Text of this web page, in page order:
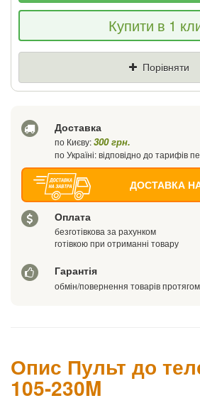
Якщо Ви знайдете товар
знизимо ціну і подаруємо % від
Купити в 1
Порівняти
Доставка
по Києву:300 грн.
по Україні: відповідно до тарифів
ДОСТАВКА
Оплата
безготівкова за рахунком
готівкою при отриманні товару
Гарантія
обмін/повернення товарів
Опис Пульт до
105-230M